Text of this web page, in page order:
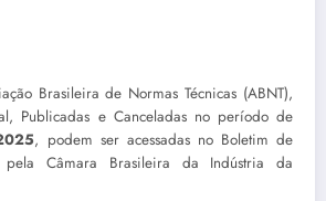
Brasileira de Normas Técnicas (ABNT),
Publicadas e Canceladas no período de
, podem ser acessadas no Boletim de
pela Câmara Brasileira da Indústria da